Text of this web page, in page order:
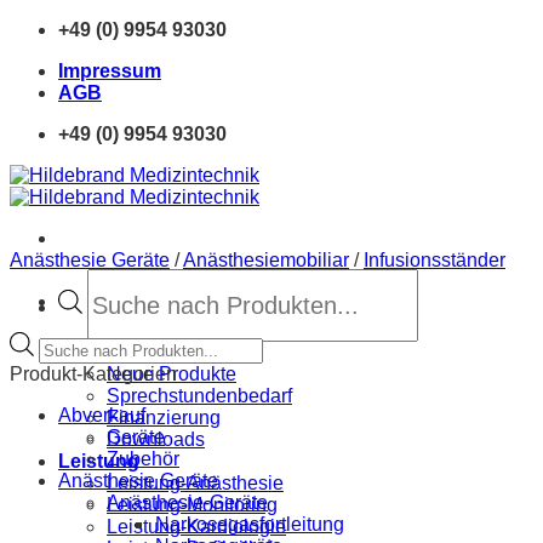
Zum
springen
+49 (0) 9954 93030
Impressum
AGB
+49 (0) 9954 93030
search
Home
Neue Produkte
Sprechstundenbedarf
Finanzierung
Downloads
Leistung
Leistung-Anästhesie
Leistung-Monitoring
Leistung-Kardiologie
Anästhesie Geräte /Anästhesiemobiliar / Infusionsständer
Products
search
Produkt-Kategorien
Abverkauf
Geräte
Zubehör
Anästhesie Geräte
Anästhesie-Geräte
Narkosegasfortleitung